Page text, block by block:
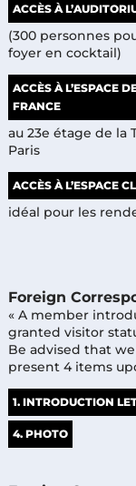
ACCÈS À
(300 personnes
foyer en cocktail)
ACCÈS À L’ESPACE
FRANCE
au 23e étage de la
Paris
ACCÈS À L’ESPACE
idéal pour les
Foreign
« A member
granted visitor
Be advised that
present 4 items
1. INTRODUCTION
4. PHOTO